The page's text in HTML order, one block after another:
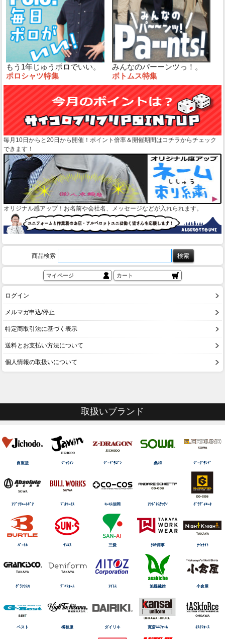
もう1年じゅうポロでいい。
ポロシャツ特集
みんなのパーーンツっ！。
ボトムス特集
毎月10日からと20日から開催！ポイント倍率＆開催期間はコチラからチェック
できます！
オリジナル感アップ！お名前や会社名、メッセージなどが入れられます。
商品検索
マイページ カート
ログイン
メルマガ申込/停止
特定商取引法に基づく表示
送料とお支払い方法について
個人情報の取扱いについて
取扱いブランド
自重堂 ｼﾞｬｳｨﾝ ｼﾞｰﾄﾞﾗｺﾞﾝ 桑和 ｼﾞｰｸﾞﾗﾝﾄﾞ
ｱﾌﾞｿﾘｭｰﾄｷﾞｱ ﾌﾞﾙﾜｰｸｽ ｺｰｺｽ信岡 ｱﾝﾄﾞﾚｽｹｯﾃｨ ｸﾞﾗﾃﾞｨｴｰﾀ
ﾊﾞｰﾄﾙ ｻﾝｴｽ 三愛 ﾀｶﾔ商事 ﾅｲtﾅｲﾄ
ｸﾞﾗﾝｼｽｺ ﾃﾞﾆﾌｫｰﾑ ｱｲﾄｽ 旭蝶繊維 小倉屋
ベスト 橘被服 ダイリキ 寛斎ﾕﾆﾌｫｰﾑ ﾀｽｸﾌｫｰｽ